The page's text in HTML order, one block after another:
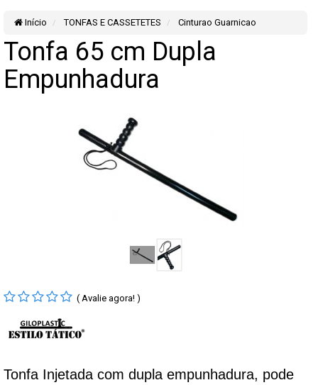
Início TONFAS E CASSETETES Cinturao Guarnicao
Tonfa 65 cm Dupla
Empunhadura
( Avalie agora! )
Tonfa Injetada com dupla empunhadura, pode